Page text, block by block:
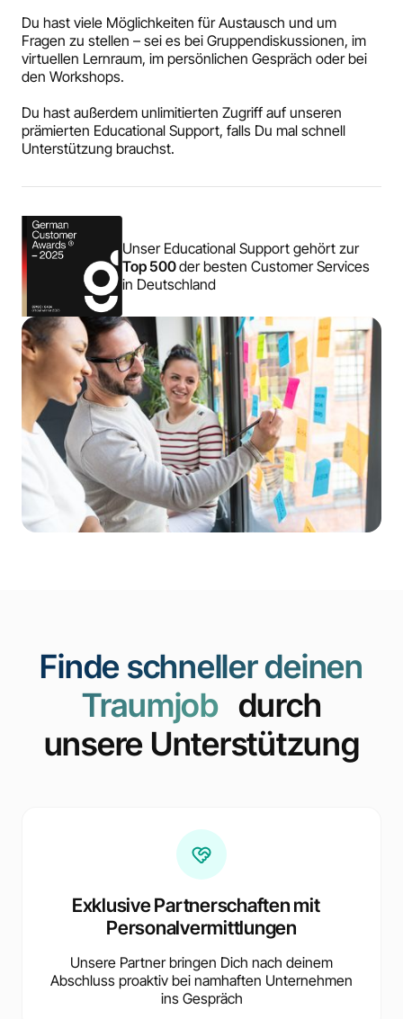
Du hast viele Möglichkeiten für Austausch und um
Fragen zu stellen – sei es bei Gruppendiskussionen, im
virtuellen Lernraum, im persönlichen Gespräch oder bei
den Workshops.
Du hast außerdem unlimitierten Zugriff auf unseren
prämierten Educational Support, falls Du mal schnell
Unterstützung brauchst.
Unser Educational Support gehört zur
Top 500der besten Customer Services
in Deutschland
Finde schneller deinen
Traumjobdurch
unsere Unterstützung
Exklusive Partnerschaften mit
Personalvermittlungen
Unsere Partner bringen Dich nach deinem
Abschluss proaktiv bei namhaften Unternehmen
ins Gespräch